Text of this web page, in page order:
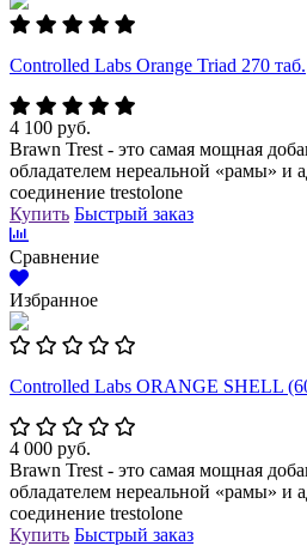
Controlled Labs Orange Triad 270 таб.
4 100 руб.
Brawn Trest - это самая мощная
обладателем нереальной «рамы» и
соединение trestolone
Купить Быстрый заказ
Сравнение
Избранное
Controlled Labs ORANGE SHELL
4 000 руб.
Brawn Trest - это самая мощная
обладателем нереальной «рамы» и
соединение trestolone
Купить Быстрый заказ